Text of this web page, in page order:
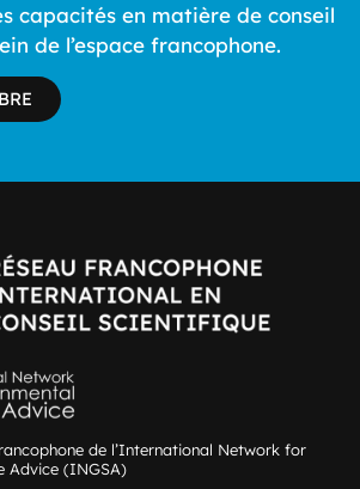
capacités en matière de conseil
de l’espace francophone.
de l’International Network for
Advice (INGSA)